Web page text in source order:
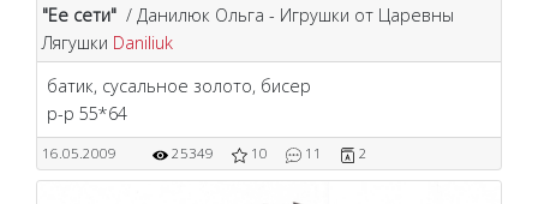
"Ее сети" / Данилюк Ольга - Игрушки от Царевны
Лягушки Daniliuk
батик, сусальное золото, бисер
р-р 55*64
16.05.2009 25349 10 11 2